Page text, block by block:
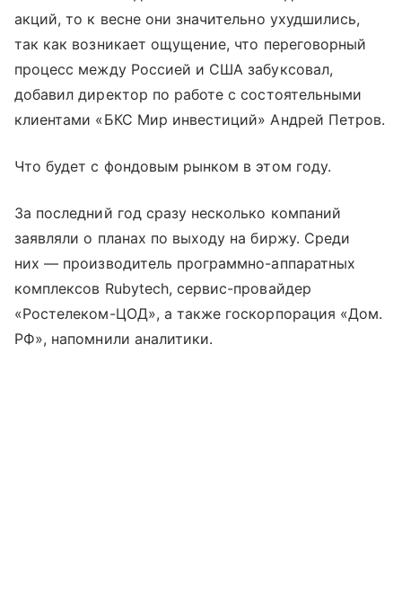
акций, то к весне они значительно ухудшились,
так как возникает ощущение, что переговорный
процесс между Россией и США забуксовал,
добавил директор по работе с состоятельными
клиентами «БКС Мир инвестиций» Андрей Петров.
Что будет с фондовым рынком в этом году.
За последний год сразу несколько компаний
заявляли о планах по выходу на биржу. Среди
них — производитель программно-аппаратных
комплексов Rubytech, сервис-провайдер
«Ростелеком-ЦОД», а также госкорпорация «Дом.
РФ», напомнили аналитики.